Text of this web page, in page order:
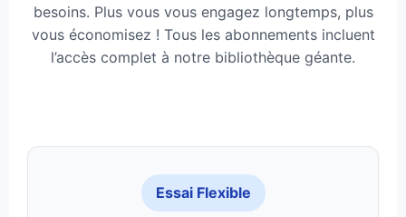
besoins. Plus vous vous engagez longtemps, plus
vous économisez ! Tous les abonnements incluent
l’accès complet à notre bibliothèque géante.
Essai Flexible